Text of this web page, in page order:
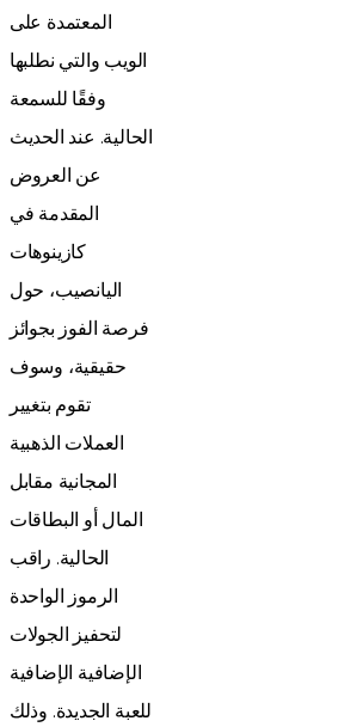
المعتمدة على
الويب والتي نطلبها
وفقًا للسمعة
الحالية. عند الحديث
عن العروض
المقدمة في
كازينوهات
اليانصيب، حول
فرصة الفوز بجوائز
حقيقية، وسوف
تقوم بتغيير
العملات الذهبية
المجانية مقابل
المال أو البطاقات
الحالية. راقب
الرموز الواحدة
لتحفيز الجولات
الإضافية الإضافية
للعبة الجديدة. وذلك